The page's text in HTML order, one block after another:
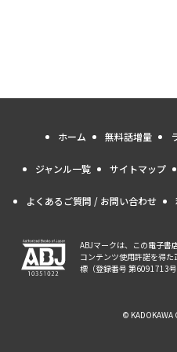
ホーム 無料話増量
ジャンル一覧 サイトマップ
よくあるご質問 / お問い合わせ
ABJマークは、この電子書
コンテンツ使用許諾を得
標（登録番号 第6091713号
© KADOKAWA